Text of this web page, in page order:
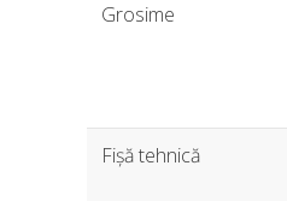
Grosime
Fișă tehnică